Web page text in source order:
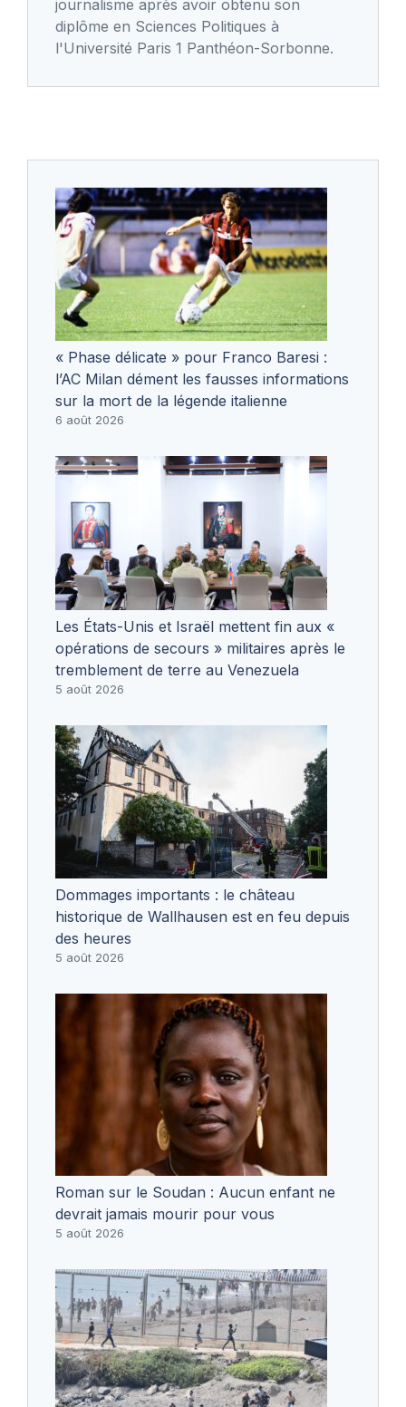
journalisme après avoir obtenu son
diplôme en Sciences Politiques à
l'Université Paris 1 Panthéon-Sorbonne.
« Phase délicate » pour Franco Baresi :
l’AC Milan dément les fausses informations
sur la mort de la légende italienne
6 août 2026
Les États-Unis et Israël mettent fin aux «
opérations de secours » militaires après le
tremblement de terre au Venezuela
5 août 2026
Dommages importants : le château
historique de Wallhausen est en feu depuis
des heures
5 août 2026
Roman sur le Soudan : Aucun enfant ne
devrait jamais mourir pour vous
5 août 2026